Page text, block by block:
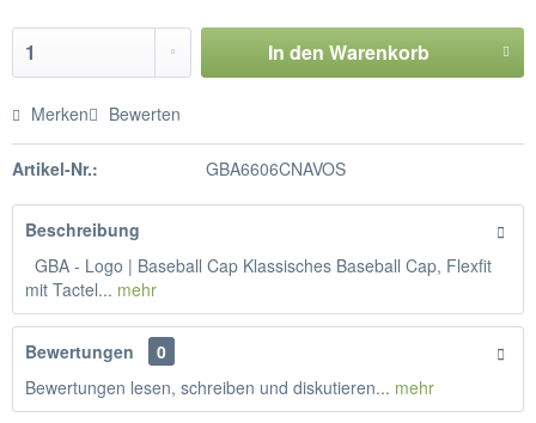
In den Warenkorb
Merken Bewerten
Artikel-Nr.: GBA6606CNAVOS
Beschreibung
GBA - Logo | Baseball Cap Klassisches Baseball Cap, Flexfit
mit Tactel... mehr
Bewertungen
0
Bewertungen lesen, schreiben und diskutieren... mehr